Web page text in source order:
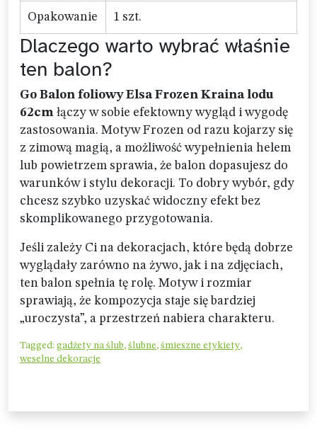
Opakowanie 1 szt.
Dlaczego warto wybrać właśnie
ten balon?
Go Balon foliowy Elsa Frozen Kraina lodu
62cm łączy w sobie efektowny wygląd i wygodę
zastosowania. Motyw Frozen od razu kojarzy się
z zimową magią, a możliwość wypełnienia helem
lub powietrzem sprawia, że balon dopasujesz do
warunków i stylu dekoracji. To dobry wybór, gdy
chcesz szybko uzyskać widoczny efekt bez
skomplikowanego przygotowania.
Jeśli zależy Ci na dekoracjach, które będą dobrze
wyglądały zarówno na żywo, jak i na zdjęciach,
ten balon spełnia tę rolę. Motyw i rozmiar
sprawiają, że kompozycja staje się bardziej
„uroczysta”, a przestrzeń nabiera charakteru.
Tagged: gadżety na ślub, ślubne, śmieszne etykiety,
weselne dekoracje